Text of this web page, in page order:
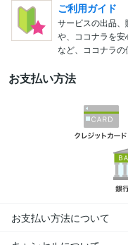
ご利用ガイド
サービスの出品
や、ココナラを
など、ココナラの
お支払い方法
お支払い方法について